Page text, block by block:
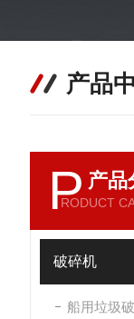
产品
P 产品
RODUCT
破碎机
船用垃圾